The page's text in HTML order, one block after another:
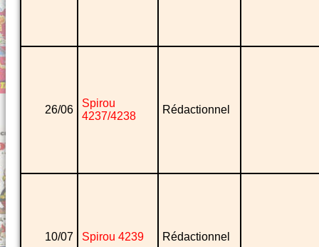
26/06
Spirou
4237/4238
Rédactionnel
10/07 Spirou 4239 Rédactionnel